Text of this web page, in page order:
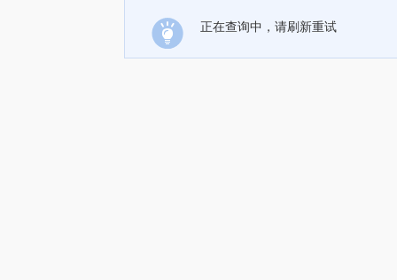
正在查询中，请刷新重试